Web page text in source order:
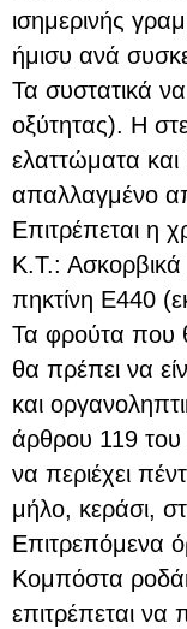
ισημερινής
ήμισυ ανά
Τα συστατικά
οξύτητας). Η
ελαττώματα και
απαλλαγμένο
Επιτρέπεται η
Κ.Τ.:
πηκτίνη Ε440
Τα φρούτα που
θα πρέπει να
και
άρθρου 119
να περιέχει
μήλο, κεράσι,
Επιτρεπόμενα
Κομπόστα
επιτρέπεται